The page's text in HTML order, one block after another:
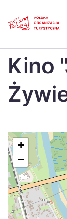
Polski
Česká
Dansk
Italiano
Nederlands
Português
Suomi
Kino
+
−